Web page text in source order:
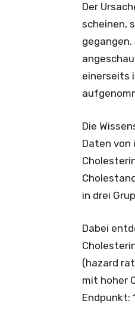
Der
scheinen,
einerseits
Die
Daten von
in drei
Dabei
(hazard
mit hoher
Endpunkt: